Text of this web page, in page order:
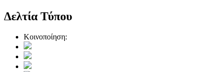
Δελτία Τύπου
Κοινοποίηση: